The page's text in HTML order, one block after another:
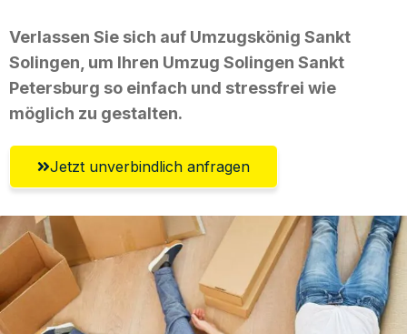
Verlassen Sie sich auf Umzugskönig Sankt
Solingen, um Ihren Umzug Solingen Sankt
Petersburg so einfach und stressfrei wie
möglich zu gestalten.
Jetzt unverbindlich anfragen